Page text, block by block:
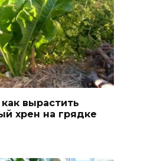
вырастить
хрен на грядке